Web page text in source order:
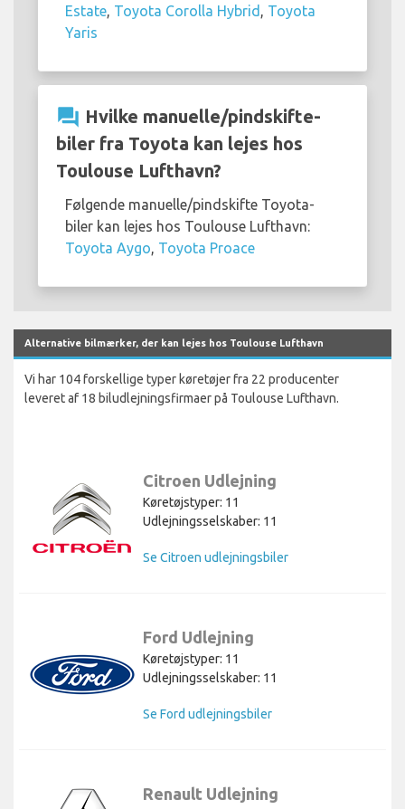
Estate Toyota Corolla Hybrid
Toyota
Yaris
question_answer Hvilke manuelle/pindskifte-
biler fra Toyota kan lejes hos
Toulouse Lufthavn?
Følgende manuelle/pindskifte Toyota-
biler kan lejes hos Toulouse Lufthavn:
Toyota Aygo Toyota Proace
Alternative bilmærker, der kan lejes hos Toulouse Lufthavn
Vi har 104 forskellige typer køretøjer fra 22 producenter
leveret af 18 biludlejningsfirmaer på Toulouse Lufthavn.
Citroen Udlejning
Køretøjstyper: 11
Udlejningsselskaber: 11
Se Citroen udlejningsbiler
Ford Udlejning
Køretøjstyper: 11
Udlejningsselskaber: 11
Se Ford udlejningsbiler
Renault Udlejning